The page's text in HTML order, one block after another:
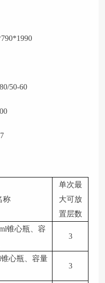
50-60
称
单次最
大可放
置层数
锥心瓶、容
3
心瓶、容量
3